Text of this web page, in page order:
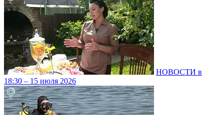
НОВОСТИ в
18:30 – 15 июля 2026